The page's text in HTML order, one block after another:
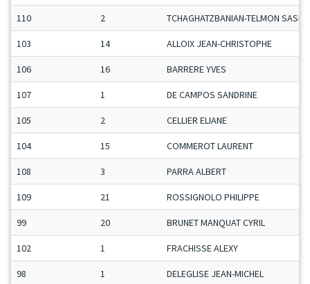
110 2 TCHAGHATZBANIAN-TELMON SASHA
103 14 ALLOIX JEAN-CHRISTOPHE
106 16 BARRERE YVES
107 1 DE CAMPOS SANDRINE
105 2 CELLIER ELIANE
104 15 COMMEROT LAURENT
108 3 PARRA ALBERT
109 21 ROSSIGNOLO PHILIPPE
99 20 BRUNET MANQUAT CYRIL
102 1 FRACHISSE ALEXY
98 1 DELEGLISE JEAN-MICHEL